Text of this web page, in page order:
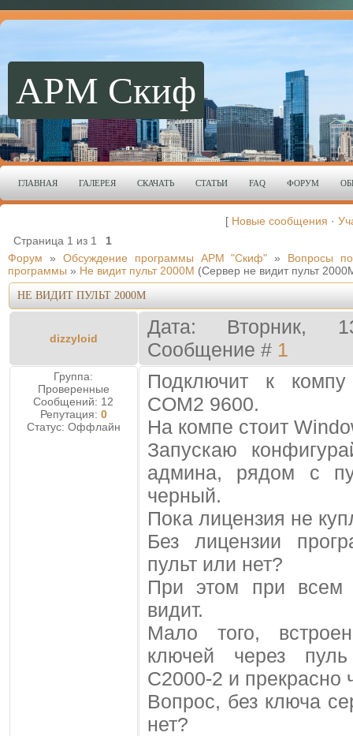
АРМ Скиф
ГЛАВНАЯ ГАЛЕРЕЯ СКАЧАТЬ СТАТЬИ FAQ ФОРУМ
[ Новые сообщения ·
Страница 1 из 1
1
Форум
» Обсуждение программы АРМ "Скиф" »
Вопросы
программы » Не видит пульт 2000М (Сервер не видит пульт
НЕ ВИДИТ ПУЛЬТ 2000М
dizzyloid
Дата: Вторник,
Сообщение # 1
Группа:
Проверенные
Сообщений: 12
Репутация: 0
Статус: Оффлайн
Подключит к
COM2 9600.
На компе стоит
Запускаю
админа, рядом с
черный.
Пока лицензия не
Без лицензии
пульт или нет?
При этом при всем
видит.
Мало того,
ключей через
C2000-2 и прекрасно
Вопрос, без ключа
нет?